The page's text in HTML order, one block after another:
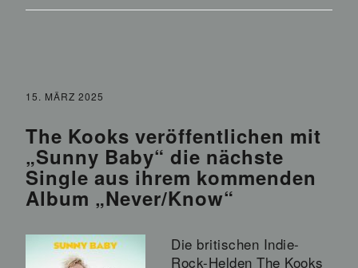
15. MÄRZ 2025
The Kooks veröffentlichen mit
„Sunny Baby“ die nächste
Single aus ihrem kommenden
Album „Never/Know“
Die britischen Indie-
Rock-Helden The Kooks